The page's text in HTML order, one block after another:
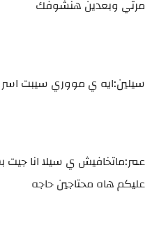
مرتي وبعدين هنشوفك
سيلين:ايه ي مووري سيبت اسر
عمر:ماتخافيش ي سيلا انا
عليكم هاه محتاجين حاجه